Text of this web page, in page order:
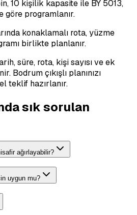
10 kişilik kapasite ile BY 5013,
göre programlanır.
konaklamalı rota, yüzme
birlikte planlanır.
süre, rota, kişi sayısı ve ek
Bodrum çıkışlı planınızı
teklif hazırlanır.
sık sorulan
ağırlayabilir?
uygun mu?